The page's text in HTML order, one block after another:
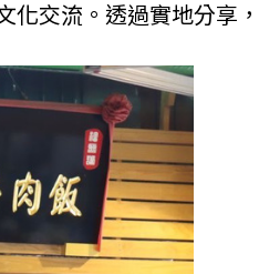
化交流。透過實地分享